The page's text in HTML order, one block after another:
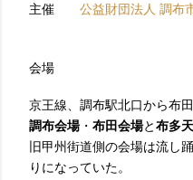
主催 公益財団法人 調布
会場
京王線、調布駅北口から布
調布会場・ 布田会場と布多
旧甲州街道側の会場は流し
りになっていた。